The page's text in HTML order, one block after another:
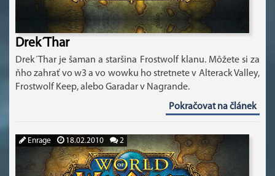
Drek´Thar
Drek´Thar je šaman a staršina Frostwolf klanu. Môžete si za
ňho zahrať vo w3 a vo wowku ho stretnete v Alterack Valley,
Frostwolf Keep, alebo Garadar v Nagrande.
Pokračovat na článek
Enrage 18.02.2010 2